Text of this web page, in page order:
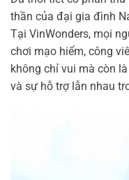
thần của đại gia đình
Tại VinWonders, mọi
chơi mạo hiểm, công
không chỉ vui mà còn
và sự hỗ trợ lẫn nhau